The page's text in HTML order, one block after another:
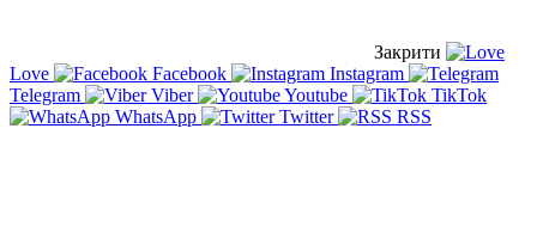
Закрити
Love
Facebook
Instagram
Telegram
Viber Youtube
TikTok
WhatsApp
Twitter RSS